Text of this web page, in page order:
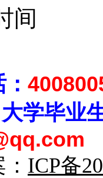
间
大学毕业
ICP备